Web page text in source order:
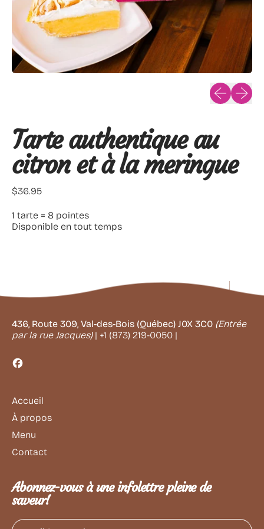
Diapositive
Tarte authentique au
citron et à la meringue
Prix normal
$36.95
1 tarte = 8 pointes
Disponible en tout temps
436, Route 309, Val-des-Bois (Québec) J0X 3C0 (Entrée
par la rue Jacques)| +1 (873) 219-0050 |
Accueil
À propos
Menu
Contact
Abonnez-vous à une infolettre pleine de
saveur!
Adresse e-mail